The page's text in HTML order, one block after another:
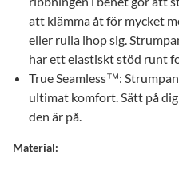
att klämma åt för mycket
eller rulla ihop sig.
har ett elastiskt stöd runt
True Seamless™:
ultimat komfort. Sätt på
den är på.
Material: